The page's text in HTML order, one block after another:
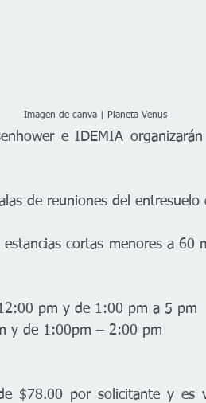
                                                                             Imagen de canva | Planeta Venus
e IDEMIA
de reuniones del entresuelo
cortas menores a 60
pm y de 1:00 pm a 5 pm
y de 1:00pm – 2:00 pm
$78.00 por solicitante y es